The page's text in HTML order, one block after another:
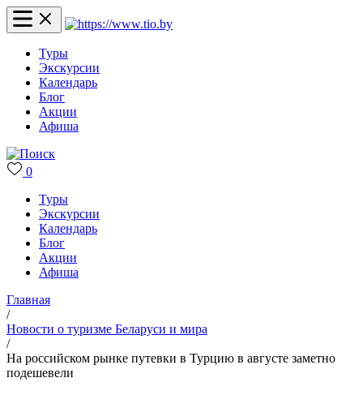
Туры
Экскурсии
Календарь
Блог
Акции
Афиша
0
Туры
Экскурсии
Календарь
Блог
Акции
Афиша
Главная
/
Новости о туризме Беларуси и мира
/
На российском рынке путевки в Турцию в августе заметно
подешевели